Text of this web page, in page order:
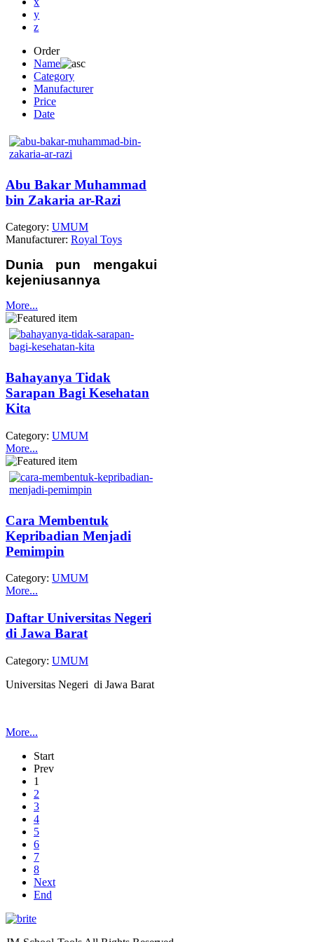
y
z
Order
Name
Category
Manufacturer
Price
Date
Abu Bakar Muhammad
bin Zakaria ar-Razi
Category: UMUM
Manufacturer: Royal Toys
Dunia pun mengakui
kejeniusannya
More...
Bahayanya Tidak
Sarapan Bagi Kesehatan
Kita
Category: UMUM
More...
Cara Membentuk
Kepribadian Menjadi
Pemimpin
Category: UMUM
More...
Daftar Universitas Negeri
di Jawa Barat
Category: UMUM
Universitas Negeri di Jawa Barat
More...
Start
Prev
1
2
3
4
5
6
7
8
Next
End